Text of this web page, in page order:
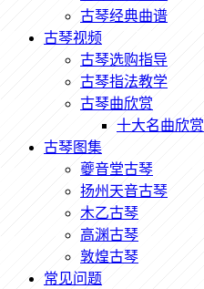
古琴经典曲谱
古琴视频
古琴选购指导
古琴指法教学
古琴曲欣赏
十大名曲欣赏
古琴图集
夔音堂古琴
扬州天音古琴
木乙古琴
高渊古琴
敦煌古琴
常见问题